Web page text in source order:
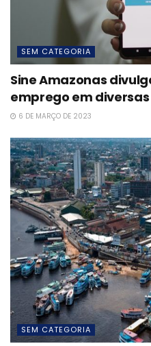
SEM CATEGORIA
Sine Amazonas
emprego em
6 DE MARÇO DE 2023
SEM CATEGORIA